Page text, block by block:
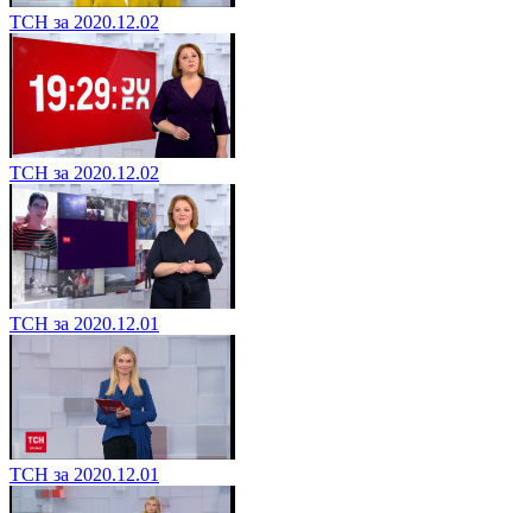
ТСН за 2020.12.02
ТСН за 2020.12.02
ТСН за 2020.12.01
ТСН за 2020.12.01